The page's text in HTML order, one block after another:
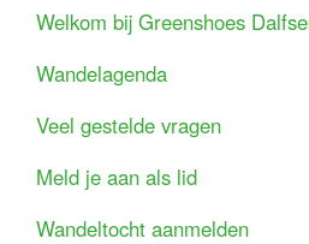
Welkom bij Greenshoes
Wandelagenda
Veel gestelde vragen
Meld je aan als lid
Wandeltocht aanmelden